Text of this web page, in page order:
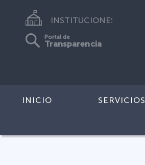
INSTITUCIONES
Portal de
Transparencia
INICIO SERVICIOS